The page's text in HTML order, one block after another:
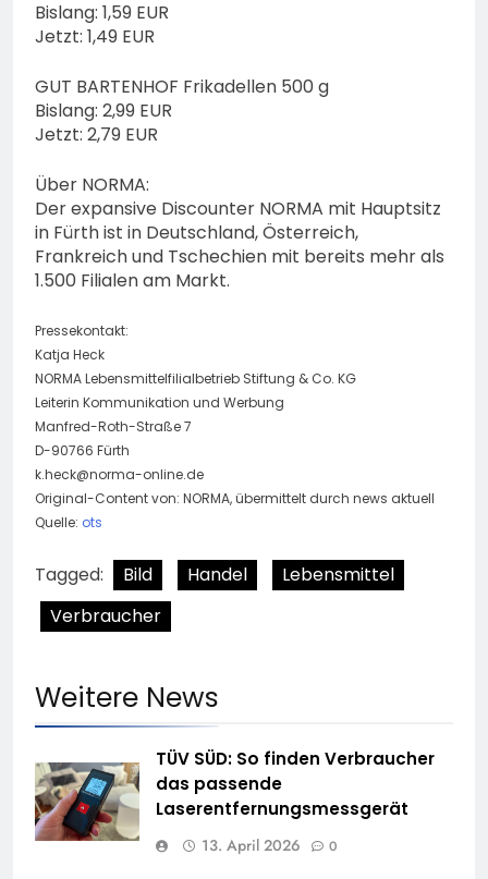
Bislang: 1,59 EUR
Jetzt: 1,49 EUR
GUT BARTENHOF Frikadellen 500 g
Bislang: 2,99 EUR
Jetzt: 2,79 EUR
Über NORMA:
Der expansive Discounter NORMA mit Hauptsitz
in Fürth ist in Deutschland, Österreich,
Frankreich und Tschechien mit bereits mehr als
1.500 Filialen am Markt.
Pressekontakt:
Katja Heck
NORMA Lebensmittelfilialbetrieb Stiftung & Co. KG
Leiterin Kommunikation und Werbung
Manfred-Roth-Straße 7
D-90766 Fürth
k.heck@norma-online.de
Original-Content von: NORMA, übermittelt durch news aktuell
Quelle: ots
Tagged: Bild Handel
Lebensmittel
Verbraucher
Weitere News
TÜV SÜD: So finden Verbraucher
das passende
Laserentfernungsmessgerät
13. April 2026 0